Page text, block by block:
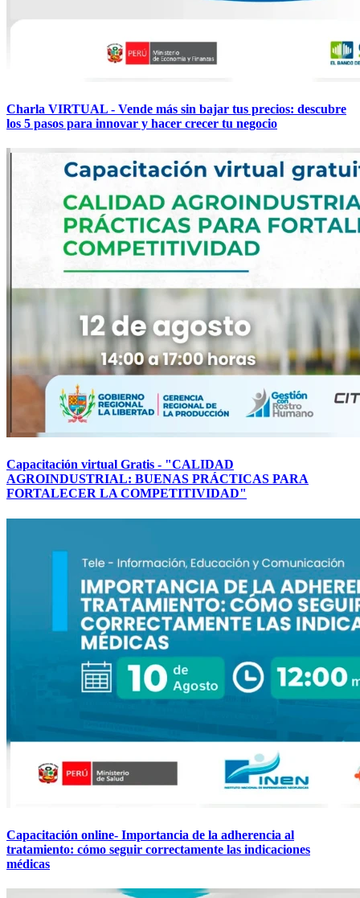
Charla VIRTUAL - Vende más sin bajar tus precios: descubre
los 5 pasos para innovar y hacer crecer tu negocio
Capacitación virtual Gratis - "CALIDAD
AGROINDUSTRIAL: BUENAS PRÁCTICAS PARA
FORTALECER LA COMPETITIVIDAD"
Capacitación online- Importancia de la adherencia al
tratamiento: cómo seguir correctamente las indicaciones
médicas